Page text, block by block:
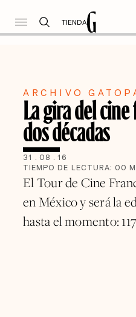
TIENDA
ARCHIVO
La gira del
dos décadas
31 . 08 . 16
TIEMPO DE LECTURA: 00
El Tour de Cine
en México y será la
hasta el momento: